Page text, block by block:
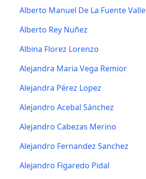
Alberto Manuel De La Fuente Valle
Alberto Rey Nuñez
Albina Florez Lorenzo
Alejandra Maria Vega Remior
Alejandra Pérez Lopez
Alejandro Acebal Sánchez
Alejandro Cabezas Merino
Alejandro Fernandez Sanchez
Alejandro Figaredo Pidal